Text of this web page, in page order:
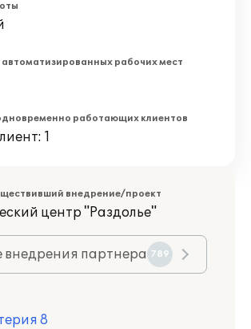
рабочих мест
работающих клиентов
1
внедрение/проект
центр "Раздолье"
внедрения партнера 789
8